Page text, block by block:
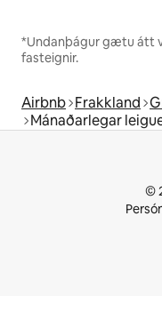
*Undanþágur gætu átt
fasteignir.
Airbnb Frakkland
Mánaðarlegar
©